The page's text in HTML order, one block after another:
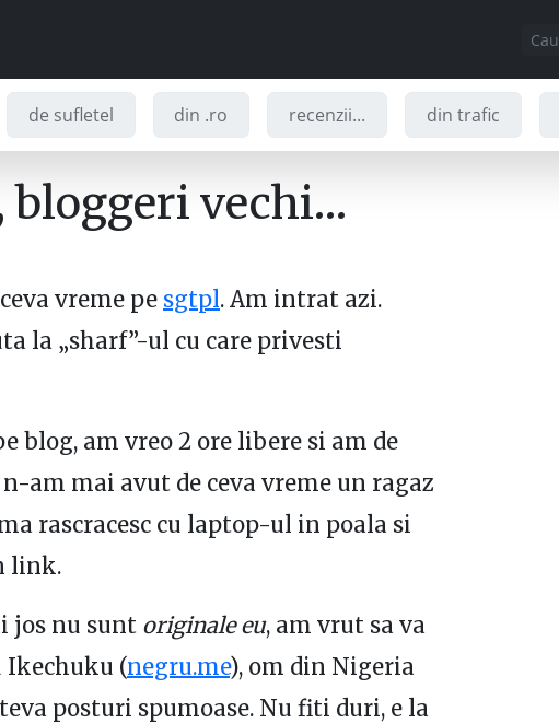
de sufletel din .ro recenzii... din trafic
bloggeri vechi…
vreme pe sgtpl. Am intrat azi.
la „sharf”-ul cu care privesti
blog, am vreo 2 ore libere si am de
am mai avut de ceva vreme un ragaz
rascracesc cu laptop-ul in poala si
link.
jos nu sunt originale eu, am vrut sa va
Ikechuku (negru.me), om din Nigeria
posturi spumoase. Nu fiti duri, e la